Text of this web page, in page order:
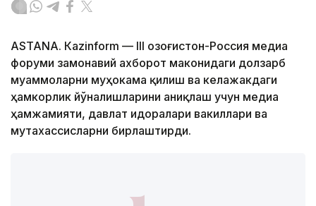
ASTANА. Кazinform — III Қозоғистон-Россия медиа
форуми замонавий ахборот маконидаги долзарб
муаммоларни муҳокама қилиш ва келажакдаги
ҳамкорлик йўналишларини аниқлаш учун медиа
ҳамжамияти, давлат идоралари вакиллари ва
мутахассисларни бирлаштирди.